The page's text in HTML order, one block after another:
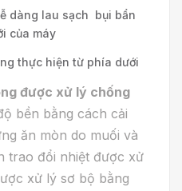
dàng lau sạch bụi bẩn
của máy
thực hiện từ phía dưới
được xử lý chống
bền bằng cách cải
ăn mòn do muối và
trao đổi nhiệt được xử
xử lý sơ bộ bằng